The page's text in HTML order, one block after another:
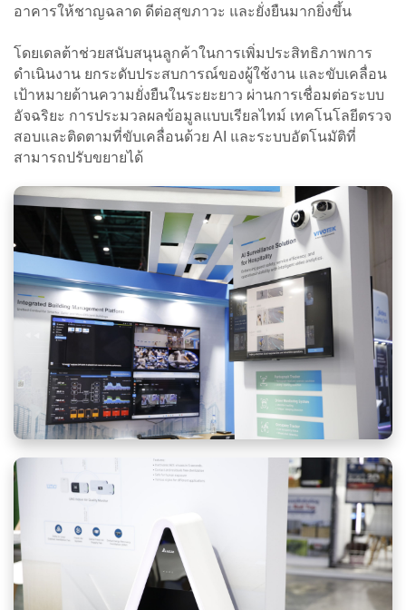
อาคารให้ชาญฉลาด ดีต่อสุขภาวะ และยั่งยืนมากยิ่งขึ้น
โดยเดลต้าช่วยสนับสนุนลูกค้าในการเพิ่มประสิทธิภาพการ
ดำเนินงาน ยกระดับประสบการณ์ของผู้ใช้งาน และขับเคลื่อน
เป้าหมายด้านความยั่งยืนในระยะยาว ผ่านการเชื่อมต่อระบบ
อัจฉริยะ การประมวลผลข้อมูลแบบเรียลไทม์ เทคโนโลยีตรวจ
สอบและติดตามที่ขับเคลื่อนด้วย AI และระบบอัตโนมัติที่
สามารถปรับขยายได้